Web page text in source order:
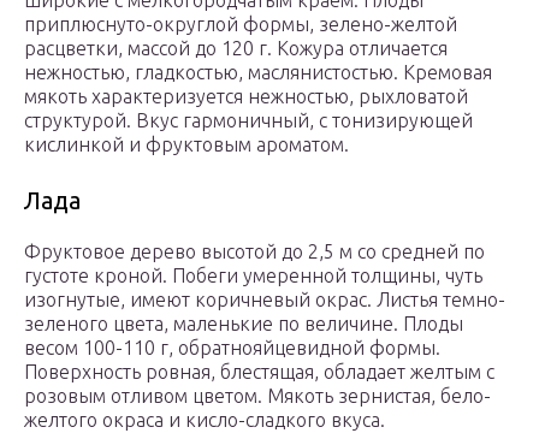
приплюснуто-округлой формы, зелено-желтой
расцветки, массой до 120 г. Кожура отличается
нежностью, гладкостью, маслянистостью. Кремовая
мякоть характеризуется нежностью, рыхловатой
структурой. Вкус гармоничный, с тонизирующей
кислинкой и фруктовым ароматом.
Лада
Фруктовое дерево высотой до 2,5 м со средней по
густоте кроной. Побеги умеренной толщины, чуть
изогнутые, имеют коричневый окрас. Листья темно-
зеленого цвета, маленькие по величине. Плоды
весом 100-110 г, обратнояйцевидной формы.
Поверхность ровная, блестящая, обладает желтым с
розовым отливом цветом. Мякоть зернистая, бело-
желтого окраса и кисло-сладкого вкуса.